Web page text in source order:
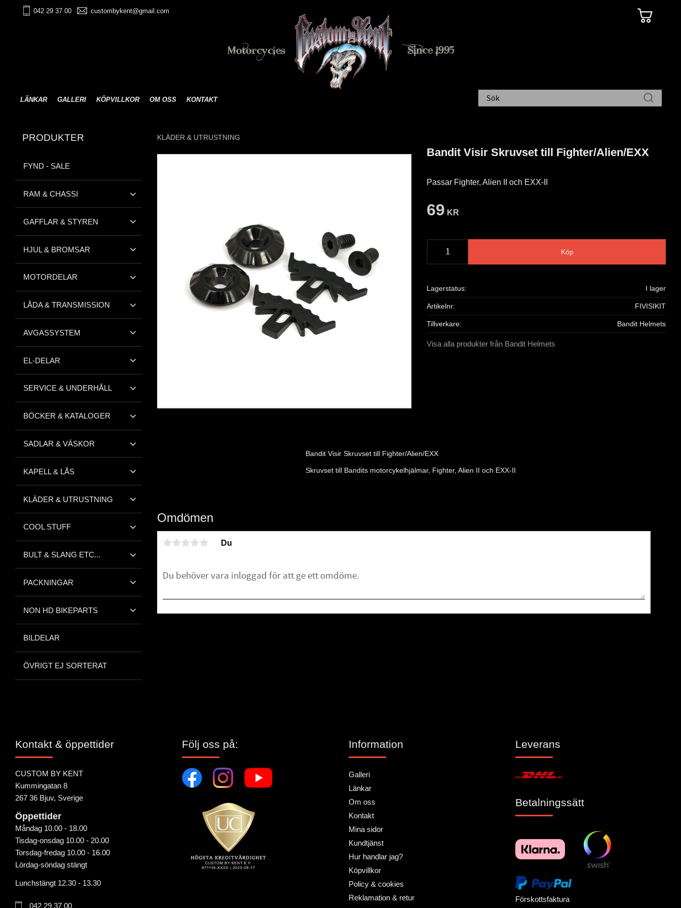
042 29 37 00 custombykent@gmail.com
LÄNKAR GALLERI KÖPVILLKOR OM OSS KONTAKT
KLÄDER & UTRUSTNING
Bandit Visir Skruvset till Fighter/Alien/EXX
Passar Fighter, Alien II och EXX-II
69 KR
Köp
Lagerstatus I lager
Artikelnr FIVISIKIT
Tillverkare Bandit Helmets
Visa alla produkter från Bandit Helmets
Bandit Visir Skruvset till Fighter/Alien/EXX
Skruvset till Bandits motorcykelhjälmar, Fighter, Alien II och EXX-II
Omdömen
Du
PRODUKTER
FYND - SALE
RAM & CHASSI
GAFFLAR & STYREN
HJUL & BROMSAR
MOTORDELAR
LÅDA & TRANSMISSION
AVGASSYSTEM
EL-DELAR
SERVICE & UNDERHÅLL
BÖCKER & KATALOGER
SADLAR & VÄSKOR
KAPELL & LÅS
KLÄDER & UTRUSTNING
COOL STUFF
BULT & SLANG ETC...
PACKNINGAR
NON HD BIKEPARTS
BILDELAR
ÖVRIGT EJ SORTERAT
Kontakt & öppettider
CUSTOM BY KENT
Kummingatan 8
267 36 Bjuv, Sverige
Öppettider
Måndag 10.00 - 18.00
Tisdag-onsdag 10.00 - 20.00
Torsdag-fredag 10.00 - 16.00
Lördag-söndag stängt
Lunchstängt 12.30 - 13.30
042 29 37 00
Följ oss på: Information
Galleri
Länkar
Om oss
Kontakt
Mina sidor
Kundtjänst
Hur handlar jag?
Köpvillkor
Policy & cookies
Reklamation & retur
Leverans
Betalningssätt
Förskottsfaktura